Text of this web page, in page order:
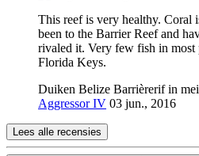
This reef is very healthy. Coral
been to the Barrier Reef and
rivaled it. Very few fish in most
Florida Keys.
Duiken Belize Barrièrerif in
Aggressor IV 03 jun., 2016
Lees alle recensies